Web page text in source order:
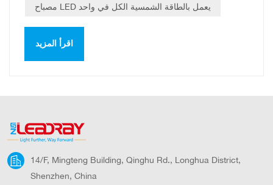
مصباح LED يعمل بالطاقة الشمسية الكل في واحد
اقرأ المزيد
14/F, Mingteng Building, Qinghu Rd., Longhua District,
Shenzhen, China